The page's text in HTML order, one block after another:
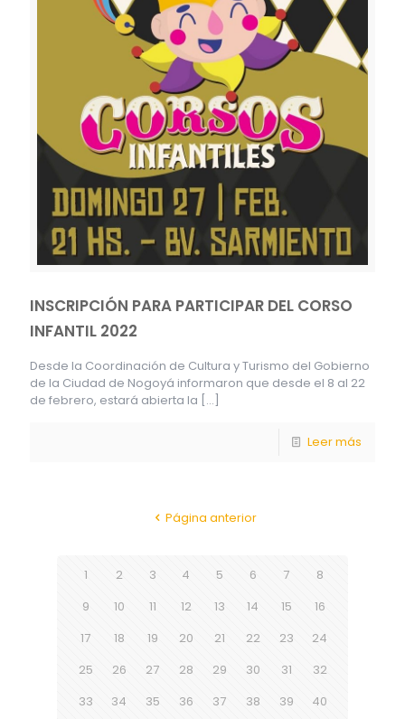
INSCRIPCIÓN PARA PARTICIPAR DEL CORSO
INFANTIL 2022
Desde la Coordinación de Cultura y Turismo del Gobierno
de la Ciudad de Nogoyá informaron que desde el 8 al 22
de febrero, estará abierta la […]
Leer más
Página anterior
1 2 3 4 5 6 7
8
9
10 11 12 13 14 15
16
17
18 19 20 21 22 23
24
25
26 27 28 29 30 31
32
33
34 35 36 37 38 39
40